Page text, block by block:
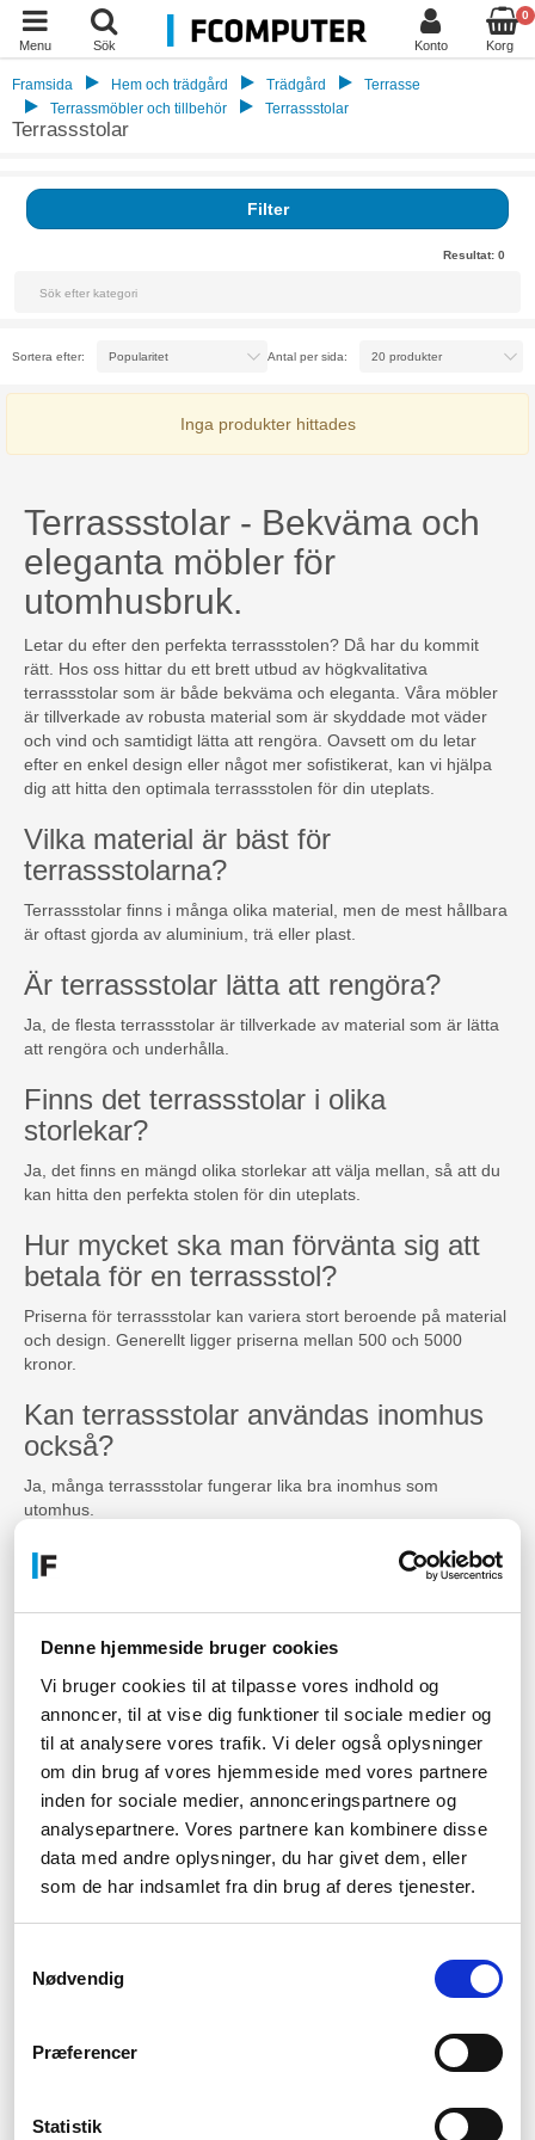
Denne hjemmeside bruger cookies
Vi bruger cookies til at tilpasse vores indhold og
annoncer, til at vise dig funktioner til sociale medier og
til at analysere vores trafik. Vi deler også oplysninger
om din brug af vores hjemmeside med vores partnere
inden for sociale medier, annonceringspartnere og
analysepartnere. Vores partnere kan kombinere disse
data med andre oplysninger, du har givet dem, eller
som de har indsamlet fra din brug af deres tjenester.
Nødvendig
Præferencer
Statistik
Menu Sök Konto
0
Korg
Framsida Hem och trädgård Trädgård
Terrasse
Terrassmöbler och tillbehör
Terrassstolar
Terrassstolar
Filter
Resultat: 0
Sortera efter: Antal per sida:
Inga produkter hittades
Terrassstolar - Bekväma och
eleganta möbler för
utomhusbruk.
Letar du efter den perfekta terrassstolen? Då har du kommit
rätt. Hos oss hittar du ett brett utbud av högkvalitativa
terrassstolar som är både bekväma och eleganta. Våra möbler
är tillverkade av robusta material som är skyddade mot väder
och vind och samtidigt lätta att rengöra. Oavsett om du letar
efter en enkel design eller något mer sofistikerat, kan vi hjälpa
dig att hitta den optimala terrassstolen för din uteplats.
Vilka material är bäst för
terrassstolarna?
Terrassstolar finns i många olika material, men de mest hållbara
är oftast gjorda av aluminium, trä eller plast.
Är terrassstolar lätta att rengöra?
Ja, de flesta terrassstolar är tillverkade av material som är lätta
att rengöra och underhålla.
Finns det terrassstolar i olika
storlekar?
Ja, det finns en mängd olika storlekar att välja mellan, så att du
kan hitta den perfekta stolen för din uteplats.
Hur mycket ska man förvänta sig att
betala för en terrassstol?
Priserna för terrassstolar kan variera stort beroende på material
och design. Generellt ligger priserna mellan 500 och 5000
kronor.
Kan terrassstolar användas inomhus
också?
Ja, många terrassstolar fungerar lika bra inomhus som
utomhus.
Kan terrassstolar staplas?
Vilken typ av terrassstol passar bäst
för min stil?
Det beror helt på personlig stil och preferenser. Hos oss finns
det ett brett utbud av olika stilar för att du ska hitta det perfekta
valet för just dig.
Fordele:
Terrassstolar är robusta och hållbara.
Många terrassstolar är lätta att rengöra.
Ulemper:
Vissa modeller kanske inte är så bekväma att sitta i under